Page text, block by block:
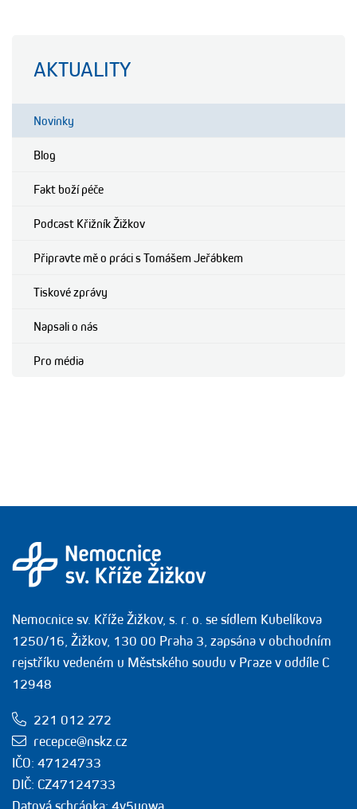
AKTUALITY
Novinky
Blog
Fakt boží péče
Podcast Křižník Žižkov
Připravte mě o práci s Tomášem Jeřábkem
Tiskové zprávy
Napsali o nás
Pro média
Nemocnice sv. Kříže Žižkov, s. r. o. se sídlem Kubelíkova
1250/16, Žižkov, 130 00 Praha 3, zapsána v obchodním
rejstříku vedeném u Městského soudu v Praze v oddíle C
12948
221 012 272
recepce@nskz.cz
IČO: 47124733
DIČ: CZ47124733
Datová schránka: 4v5yqwa